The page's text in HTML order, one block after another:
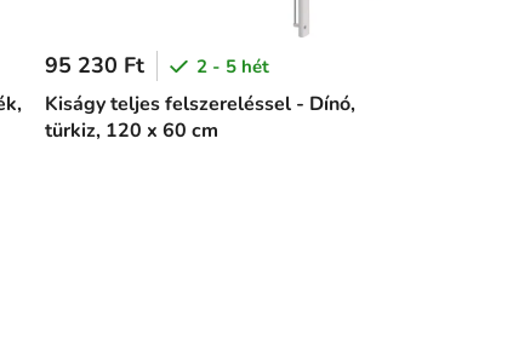
Kiságy teljes felszereléssel - Dínó,
türkiz, 120 x 60 cm
95 230 Ft 2 - 5 hét